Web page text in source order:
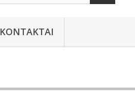
KONTAKTAI